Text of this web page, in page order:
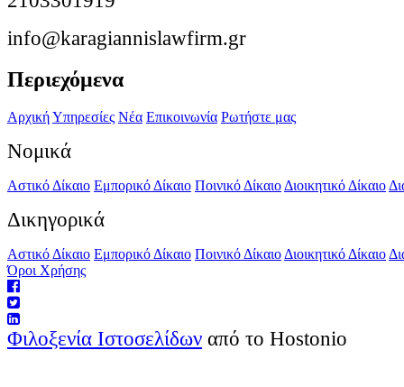
info@karagiannislawfirm.gr
Περιεχόμενα
ΑρχικήΥπηρεσίες Νέα Επικοινωνία Ρωτήστε μας
Νομικά
Αστικό Δίκαιο Εμπορικό Δίκαιο Ποινικό Δίκαιο Διοικητικό Δίκαιο
Δικηγορικά
Αστικό Δίκαιο Εμπορικό Δίκαιο Ποινικό Δίκαιο Διοικητικό Δίκαιο
Όροι Χρήσης
Φιλοξενία Ιστοσελίδων από το Hostonio